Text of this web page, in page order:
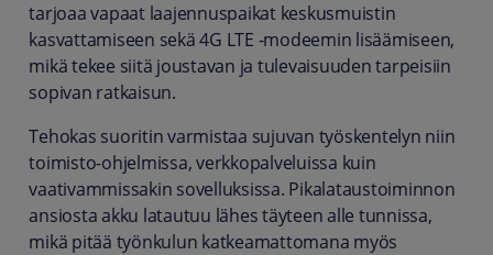
tarjoaa vapaat laajennuspaikat keskusmuistin
kasvattamiseen sekä 4G LTE -modeemin lisäämiseen,
mikä tekee siitä joustavan ja tulevaisuuden tarpeisiin
sopivan ratkaisun.
Tehokas suoritin varmistaa sujuvan työskentelyn niin
toimisto-ohjelmissa, verkkopalveluissa kuin
vaativammissakin sovelluksissa. Pikalataustoiminnon
ansiosta akku latautuu lähes täyteen alle tunnissa,
mikä pitää työnkulun katkeamattomana myös